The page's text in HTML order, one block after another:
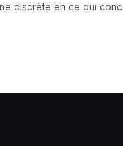
discrète en ce qui